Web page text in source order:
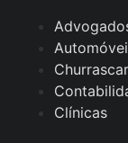
Clínicas